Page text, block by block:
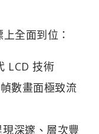
全面到位：
LCD 技術
數畫面極致流
現深邃、層次豐